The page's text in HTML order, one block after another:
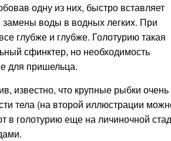
одну из них, быстро вставляет
замены воды в водных легких. При
глубже и глубже. Голотурию такая
сфинктер, но необходимость
для пришельца.
известно, что крупные рыбки очень
тела (на второй иллюстрации
в голотурию еще на личиночной